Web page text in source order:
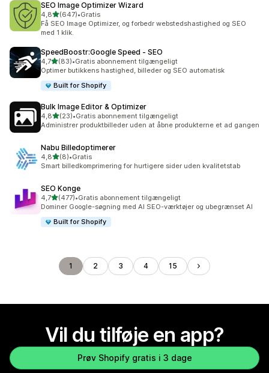
SEO Image Optimizer Wizard
4,8ud af 5 stjerner
(647)
647 anmeldelser i alt
•Gratis
Få SEO Image Optimizer, og forbedr webstedshastighed og SEO
med 1 klik.
SpeedBoostr:Google Speed ‑ SEO
4,7ud af 5 stjerner
(83)
83 anmeldelser i alt
•Gratis abonnement tilgængeligt
Optimer butikkens hastighed, billeder og SEO automatisk
Built for Shopify
Bulk Image Editor & Optimizer
4,8ud af 5 stjerner
(23)
23 anmeldelser i alt
•Gratis abonnement tilgængeligt
Administrer produktbilleder uden at åbne produkterne et ad gangen
Nabu Billedoptimerer
4,8ud af 5 stjerner
(8)
8 anmeldelser i alt
•Gratis
Smart billedkomprimering for hurtigere sider uden kvalitetstab
SEO Konge
4,7ud af 5 stjerner
(477)
477 anmeldelser i alt
•Gratis abonnement tilgængeligt
Dominer Google-søgning med AI SEO-værktøjer og ubegrænset AI
Built for Shopify
1 2 3 4 15
Vil du tilføje en app?
Prøv Shopify gratis i 3 dage